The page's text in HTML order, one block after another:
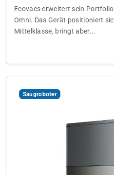
Ecovacs erweitert sein
Omni. Das Gerät positioniert
Mittelklasse, bringt aber...
Saugroboter